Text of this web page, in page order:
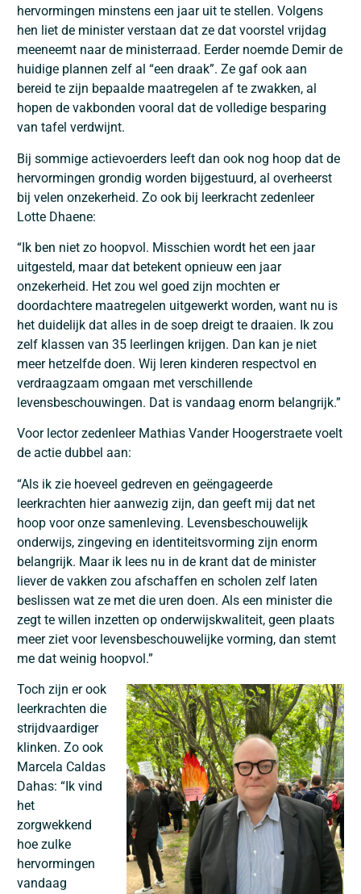
hervormingen minstens een jaar uit te stellen. Volgens
hen liet de minister verstaan dat ze dat voorstel vrijdag
meeneemt naar de ministerraad. Eerder noemde Demir de
huidige plannen zelf al “een draak”. Ze gaf ook aan
bereid te zijn bepaalde maatregelen af te zwakken, al
hopen de vakbonden vooral dat de volledige besparing
van tafel verdwijnt.
Bij sommige actievoerders leeft dan ook nog hoop dat de
hervormingen grondig worden bijgestuurd, al overheerst
bij velen onzekerheid. Zo ook bij leerkracht zedenleer
Lotte Dhaene:
“Ik ben niet zo hoopvol. Misschien wordt het een jaar
uitgesteld, maar dat betekent opnieuw een jaar
onzekerheid. Het zou wel goed zijn mochten er
doordachtere maatregelen uitgewerkt worden, want nu is
het duidelijk dat alles in de soep dreigt te draaien. Ik zou
zelf klassen van 35 leerlingen krijgen. Dan kan je niet
meer hetzelfde doen. Wij leren kinderen respectvol en
verdraagzaam omgaan met verschillende
levensbeschouwingen. Dat is vandaag enorm belangrijk.”
Voor lector zedenleer Mathias Vander Hoogerstraete voelt
de actie dubbel aan:
“Als ik zie hoeveel gedreven en geëngageerde
leerkrachten hier aanwezig zijn, dan geeft mij dat net
hoop voor onze samenleving. Levensbeschouwelijk
onderwijs, zingeving en identiteitsvorming zijn enorm
belangrijk. Maar ik lees nu in de krant dat de minister
liever de vakken zou afschaffen en scholen zelf laten
beslissen wat ze met die uren doen. Als een minister die
zegt te willen inzetten op onderwijskwaliteit, geen plaats
meer ziet voor levensbeschouwelijke vorming, dan stemt
me dat weinig hoopvol.”
Toch zijn er ook
leerkrachten die
strijdvaardiger
klinken. Zo ook
Marcela Caldas
Dahas: “Ik vind
het
zorgwekkend
hoe zulke
hervormingen
vandaag